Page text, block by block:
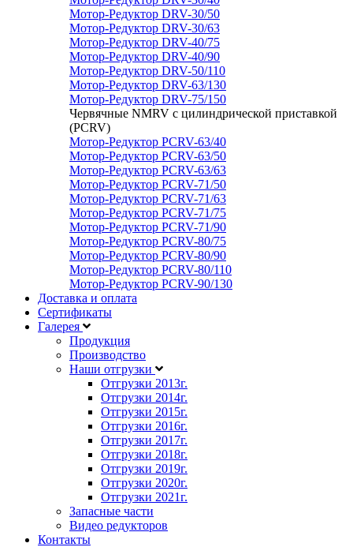
Мотор-Редуктор DRV-30/50
Мотор-Редуктор DRV-30/63
Мотор-Редуктор DRV-40/75
Мотор-Редуктор DRV-40/90
Мотор-Редуктор DRV-50/110
Мотор-Редуктор DRV-63/130
Мотор-Редуктор DRV-75/150
Червячные NMRV с цилиндрической приставкой
(PCRV)
Мотор-Редуктор PCRV-63/40
Мотор-Редуктор PCRV-63/50
Мотор-Редуктор PCRV-63/63
Мотор-Редуктор PCRV-71/50
Мотор-Редуктор PCRV-71/63
Мотор-Редуктор PCRV-71/75
Мотор-Редуктор PCRV-71/90
Мотор-Редуктор PCRV-80/75
Мотор-Редуктор PCRV-80/90
Мотор-Редуктор PCRV-80/110
Мотор-Редуктор PCRV-90/130
Доставка и оплата
Сертификаты
Галерея
Продукция
Производство
Наши отгрузки
Отгрузки 2013г.
Отгрузки 2014г.
Отгрузки 2015г.
Отгрузки 2016г.
Отгрузки 2017г.
Отгрузки 2018г.
Отгрузки 2019г.
Отгрузки 2020г.
Отгрузки 2021г.
Запасные части
Видео редукторов
Контакты